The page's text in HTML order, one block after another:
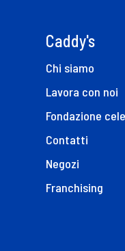
Caddy's
Chi siamo
Lavora con noi
Fondazione
Contatti
Negozi
Franchising